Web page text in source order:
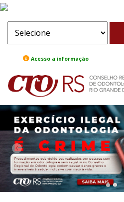
Acesso a informação
ComeBack